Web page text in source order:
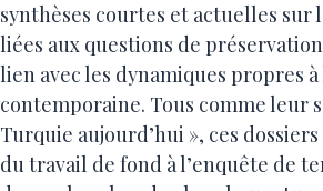
synthèses courtes et actuelles sur
liées aux questions de
lien avec les dynamiques propres
contemporaine. Tous comme leur
Turquie aujourd’hui », ces
du travail de fond à l’enquête de